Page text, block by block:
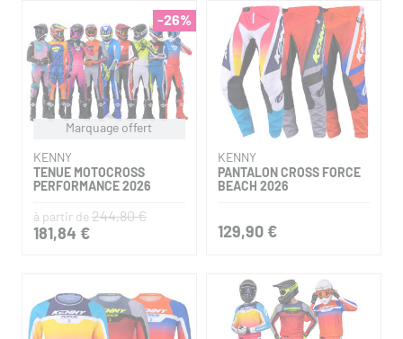
-26%
Marquage offert
KENNY
TENUE MOTOCROSS
PERFORMANCE 2026
à partir de244,80 €
181,84 €
KENNY
PANTALON CROSS FORCE
BEACH 2026
129,90 €